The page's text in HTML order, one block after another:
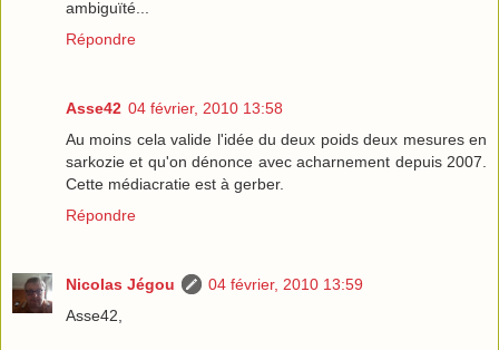
ambiguïté...
Répondre
Asse42 04 février, 2010 13:58
Au moins cela valide l'idée du deux poids deux mesures en
sarkozie et qu'on dénonce avec acharnement depuis 2007.
Cette médiacratie est à gerber.
Répondre
Nicolas Jégou
04 février, 2010 13:59
Asse42,